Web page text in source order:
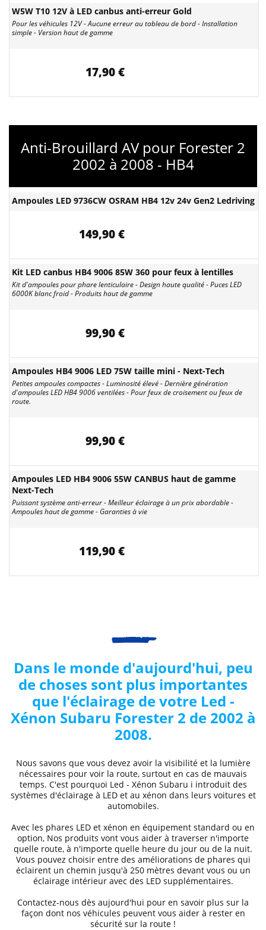
W5W T10 12V à LED canbus anti-erreur Gold
Pour les véhicules 12V - Aucune erreur au tableau de bord - Installation
simple - Version haut de gamme
17,90 €
Anti-Brouillard AV pour Forester 2
2002 à 2008 - HB4
Ampoules LED 9736CW OSRAM HB4 12v 24v Gen2 Ledriving
149,90 €
Kit LED canbus HB4 9006 85W 360 pour feux à lentilles
Kit d'ampoules pour phare lenticulaire - Design haute qualité - Puces LED
6000K blanc froid - Produits haut de gamme
99,90 €
Ampoules HB4 9006 LED 75W taille mini - Next-Tech
Petites ampoules compactes - Luminosité élevé - Dernière génération
d'ampoules LED HB4 9006 ventilées - Pour feux de croisement ou feux de
route.
99,90 €
Ampoules LED HB4 9006 55W CANBUS haut de gamme
Next-Tech
Puissant système anti-erreur - Meilleur éclairage à un prix abordable -
Ampoules haut de gamme - Garanties à vie
119,90 €
Dans le monde d'aujourd'hui, peu
de choses sont plus importantes
que l'éclairage de votre Led -
Xénon Subaru Forester 2 de 2002 à
2008.
Nous savons que vous devez avoir la visibilité et la lumière
nécessaires pour voir la route, surtout en cas de mauvais
temps. C'est pourquoi Led - Xénon Subaru i introduit des
systèmes d'éclairage à LED et au xénon dans leurs voitures et
automobiles.
Avec les phares LED et xénon en équipement standard ou en
option, Nos produits vont vous aider à traverser n'importe
quelle route, à n'importe quelle heure du jour ou de la nuit.
Vous pouvez choisir entre des améliorations de phares qui
éclairent un chemin jusqu'à 250 mètres devant vous ou un
éclairage intérieur avec des LED supplémentaires.
Contactez-nous dès aujourd'hui pour en savoir plus sur la
façon dont nos véhicules peuvent vous aider à rester en
sécurité sur la route !